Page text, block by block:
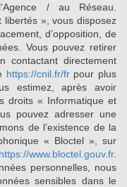
/ au Réseau.
», vous disposez
d’opposition, de
Vous pouvez retirer
contactant directement
https://cnil.fr/frpour plus
estimez, après avoir
droits « Informatique et
pouvez adresser une
de l’existence de la
« Bloctel », sur
https://www.bloctel.gouv.fr.
personnelles, nous
sensibles dans le